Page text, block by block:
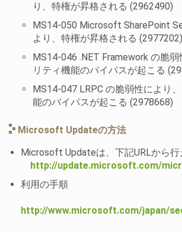
り、特権が昇格される (2962490)
MS14-050 Microsoft SharePoint
より、特権が昇格される (2977202)
MS14-046 .NET Framework の脆
リティ機能のバイパスが起こる
MS14-047 LRPC の脆弱性により
能のバイパスが起こる (2978668)
Microsoft Updateの方法
Microsoft Updateは、下記URLから行
http://update.microsoft.com/
利用の手順
http://www.microsoft.com/japan/